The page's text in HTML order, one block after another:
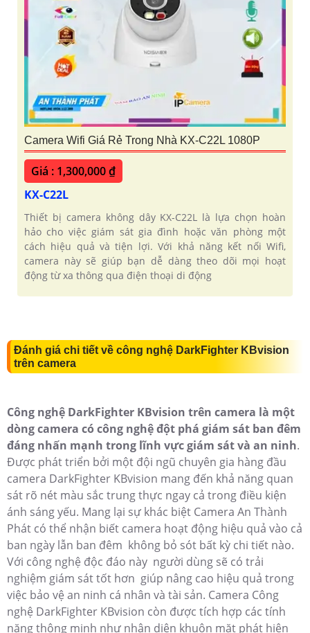
Camera Wifi Giá Rẻ Trong Nhà KX-C22L 1080P
Giá : 1,300,000 ₫
KX-C22L
Thiết bị camera không dây KX-C22L là lựa chọn hoàn
hảo cho việc giám sát gia đình hoặc văn phòng một
cách hiệu quả và tiện lợi. Với khả năng kết nối Wifi,
camera này sẽ giúp bạn dễ dàng theo dõi mọi hoạt
động từ xa thông qua điện thoại di động
Đánh giá chi tiết về công nghệ DarkFighter KBvision
trên camera
Công nghệ DarkFighter KBvision trên camera là một
dòng camera có công nghệ đột phá giám sát ban đêm
đáng nhấn mạnh trong lĩnh vực giám sát và an ninh.
Được phát triển bởi một đội ngũ chuyên gia hàng đầu
camera DarkFighter KBvision mang đến khả năng quan
sát rõ nét màu sắc trung thực ngay cả trong điều kiện
ánh sáng yếu. Mang lại sự khác biệt Camera An Thành
Phát có thể nhận biết camera hoạt động hiệu quả vào cả
ban ngày lẫn ban đêm không bỏ sót bất kỳ chi tiết nào.
Với công nghệ độc đáo này người dùng sẽ có trải
nghiệm giám sát tốt hơn giúp nâng cao hiệu quả trong
việc bảo vệ an ninh cá nhân và tài sản. Camera Công
nghệ DarkFighter KBvision còn được tích hợp các tính
năng thông minh như nhận diện khuôn mặt phát hiện